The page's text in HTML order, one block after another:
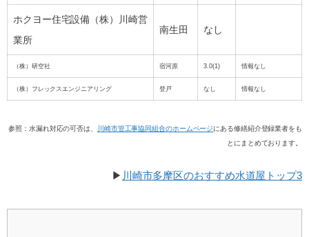
ホクヨー住宅設備（株）川崎営
業所
南生田 なし
（株）研空社 宿河原 3.0(1) 情報なし
（株）フレックスエンジニアリング 登戸 なし 情報なし
参照：水漏れ対応の可否は、 川崎市管工事協同組合のホームページにある修繕紹介登録業者をも
とにまとめております。
▶ 川崎市多摩区のおすすめ水道屋トップ3